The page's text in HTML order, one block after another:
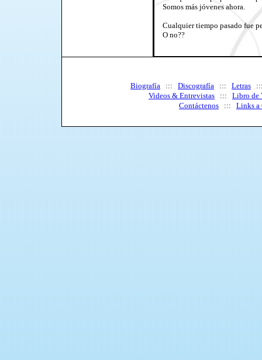
Somos más jóvenes ahora.
Cualquier tiempo pasado fue
O no??
Biografía ::: Discografía ::: Letras
Videos & Entrevistas ::: Libro de
Contáctenos ::: Links a